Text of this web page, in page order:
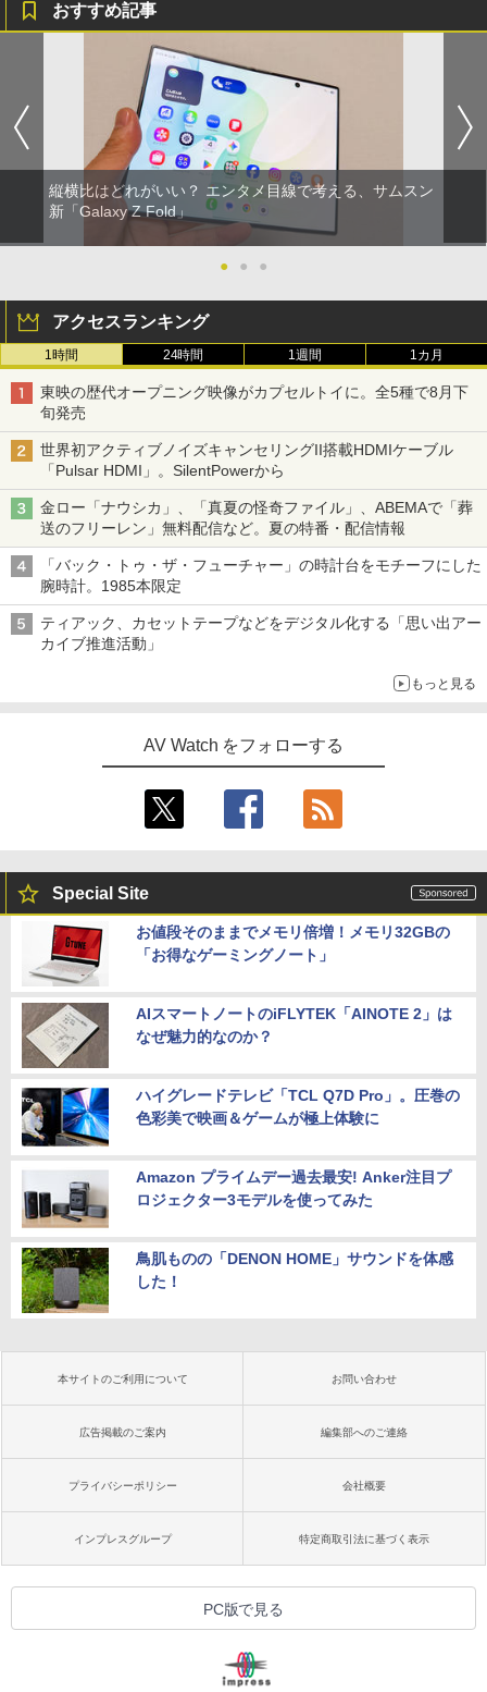
おすすめ記事
縦横比はどれがいい？ エンタメ目線で考える、サムスン
新「Galaxy Z Fold」
● ● ●
アクセスランキング
1時間 24時間 1週間 1カ月
東映の歴代オープニング映像がカプセルトイに。全5種で8月下
旬発売
世界初アクティブノイズキャンセリングII搭載HDMIケーブル
「Pulsar HDMI」。SilentPowerから
金ロー「ナウシカ」、「真夏の怪奇ファイル」、ABEMAで「葬
送のフリーレン」無料配信など。夏の特番・配信情報
「バック・トゥ・ザ・フューチャー」の時計台をモチーフにした
腕時計。1985本限定
ティアック、カセットテープなどをデジタル化する「思い出アー
カイブ推進活動」
もっと見る
AV Watch をフォローする
Special Site
お値段そのままでメモリ倍増！メモリ32GBの
「お得なゲーミングノート」
AIスマートノートのiFLYTEK「AINOTE 2」は
なぜ魅力的なのか？
ハイグレードテレビ「TCL Q7D Pro」。圧巻の
色彩美で映画＆ゲームが極上体験に
Amazon プライムデー過去最安! Anker注目プ
ロジェクター3モデルを使ってみた
鳥肌ものの「DENON HOME」サウンドを体感
した！
本サイトのご利用について お問い合わせ
広告掲載のご案内 編集部へのご連絡
プライバシーポリシー 会社概要
インプレスグループ 特定商取引法に基づく表示
PC版で見る